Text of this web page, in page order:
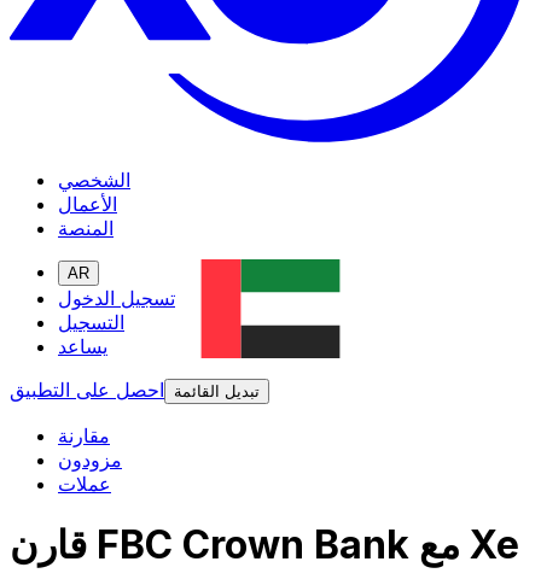
الشخصي
الأعمال
المنصة
AR
تسجيل الدخول
التسجيل
يساعد
احصل على التطبيق
تبديل القائمة
مقارنة
مزودون
عملات
قارن FBC Crown Bank مع Xe